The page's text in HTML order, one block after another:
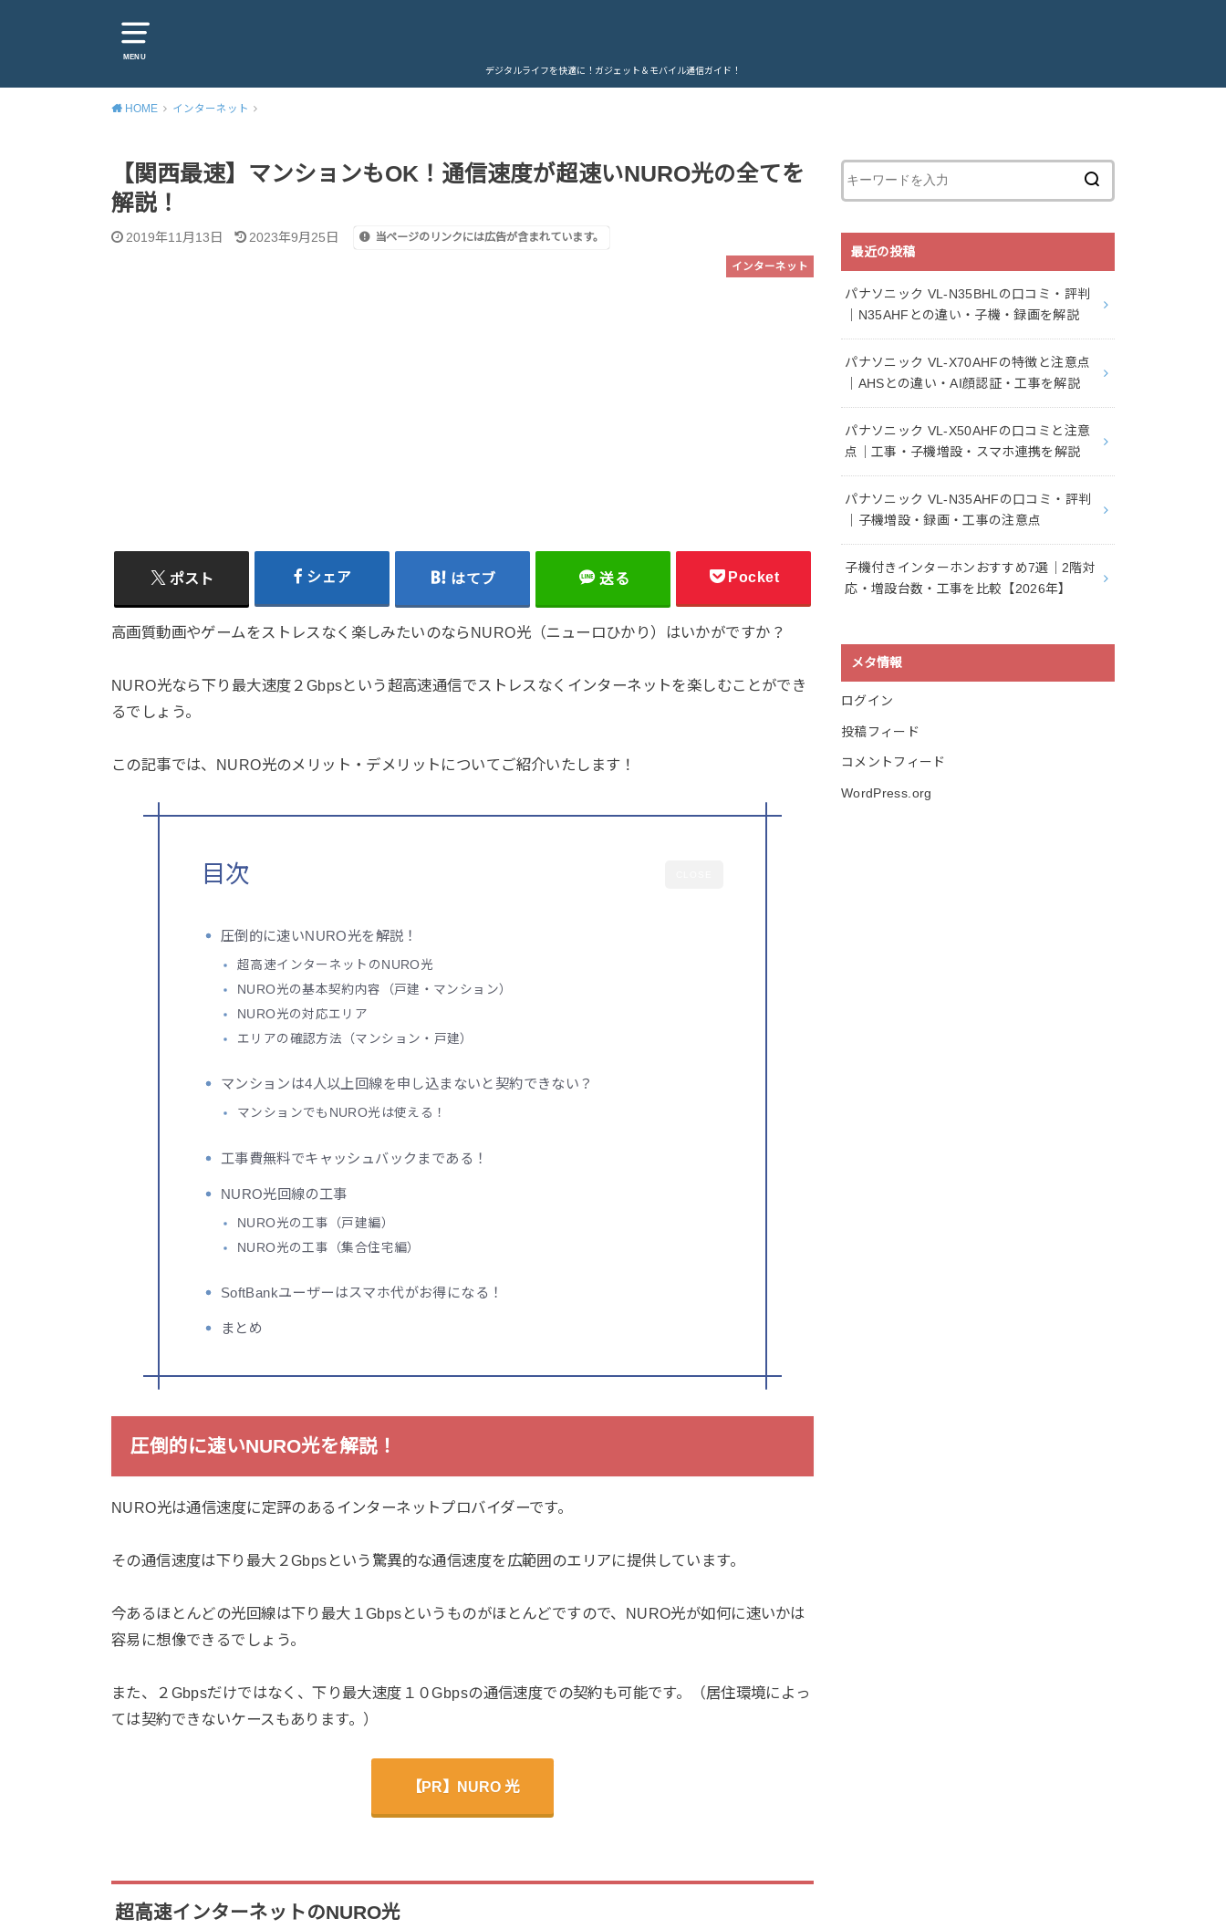
MENU
デジタルライフを快適に！ガジェット＆モバイル通信ガイド！
HOME インターネット
【関西最速】マンションもOK！通信速度が超速いNURO光の全てを
解説！
2019年11月13日 2023年9月25日 当ページのリンクには広告が含まれています。
インターネット
ポスト シェア はてブ 送る Pocket
高画質動画やゲームをストレスなく楽しみたいのならNURO光（ニューロひかり）はいかがですか？
NURO光なら下り最大速度２Gbpsという超高速通信でストレスなくインターネットを楽しむことができ
るでしょう。
この記事では、NURO光のメリット・デメリットについてご紹介いたします！
目次
圧倒的に速いNURO光を解説！
超高速インターネットのNURO光
NURO光の基本契約内容（戸建・マンション）
NURO光の対応エリア
エリアの確認方法（マンション・戸建）
マンションは4人以上回線を申し込まないと契約できない？
マンションでもNURO光は使える！
工事費無料でキャッシュバックまである！
NURO光回線の工事
NURO光の工事（戸建編）
NURO光の工事（集合住宅編）
SoftBankユーザーはスマホ代がお得になる！
まとめ
圧倒的に速いNURO光を解説！
NURO光は通信速度に定評のあるインターネットプロバイダーです。
その通信速度は下り最大２Gbpsという驚異的な通信速度を広範囲のエリアに提供しています。
今あるほとんどの光回線は下り最大１Gbpsというものがほとんどですので、NURO光が如何に速いかは
容易に想像できるでしょう。
また、２Gbpsだけではなく、下り最大速度１０Gbpsの通信速度での契約も可能です。（居住環境によっ
ては契約できないケースもあります。）
【PR】NURO 光
超高速インターネットのNURO光
最近の投稿
パナソニック VL-N35BHLの口コミ・評判
｜N35AHFとの違い・子機・録画を解説
パナソニック VL-X70AHFの特徴と注意点
｜AHSとの違い・AI顔認証・工事を解説
パナソニック VL-X50AHFの口コミと注意
点｜工事・子機増設・スマホ連携を解説
パナソニック VL-N35AHFの口コミ・評判
｜子機増設・録画・工事の注意点
子機付きインターホンおすすめ7選｜2階対
応・増設台数・工事を比較【2026年】
メタ情報
ログイン
投稿フィード
コメントフィード
WordPress.org